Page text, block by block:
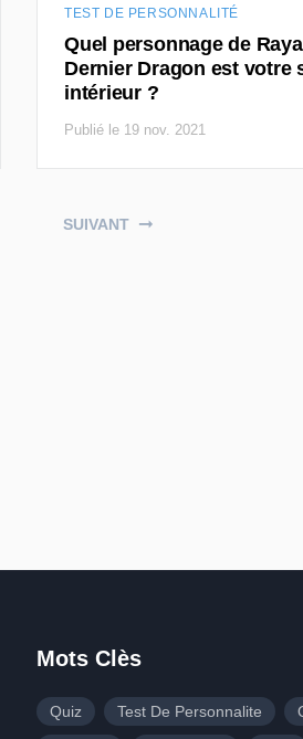
TEST DE PERSONNALITÉ
Quel personnage de
Dernier Dragon est votre
intérieur ?
Publié le 19 nov. 2021
SUIVANT
Mots Clès
Quiz Test De Personnalite